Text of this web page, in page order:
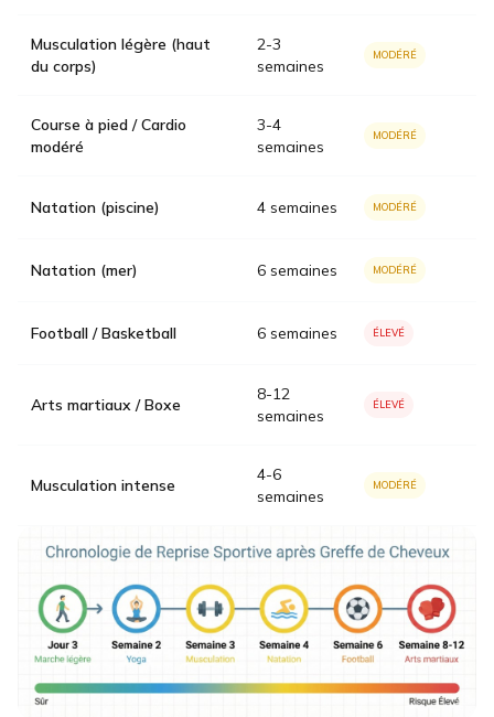
Musculation légère (haut
du corps)
2-3
semaines
MODÉRÉ
Course à pied / Cardio
modéré
3-4
semaines
MODÉRÉ
Natation (piscine) 4 semaines MODÉRÉ
Natation (mer) 6 semaines MODÉRÉ
Football / Basketball 6 semaines ÉLEVÉ
Arts martiaux / Boxe
8-12
semaines
ÉLEVÉ
Musculation intense
4-6
semaines
MODÉRÉ